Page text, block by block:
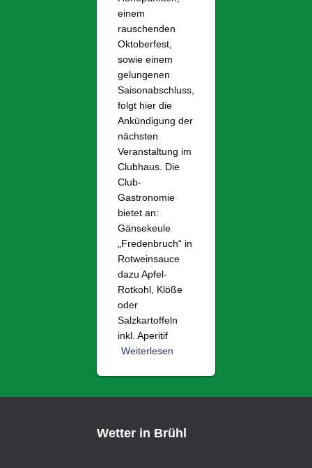
einem
rauschenden
Oktoberfest,
sowie einem
gelungenen
Saisonabschluss,
folgt hier die
Ankündigung der
nächsten
Veranstaltung im
Clubhaus. Die
Club-
Gastronomie
bietet an:
Gänsekeule
„Fredenbruch“ in
Rotweinsauce
dazu Apfel-
Rotkohl, Klöße
oder
Salzkartoffeln
inkl. Aperitif
Weiterlesen
Wetter in Brühl